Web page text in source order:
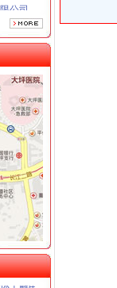
北10010万 (进出口权)
任公司 渝九1000万 （增资
照专让）
江100万 （工商注册）
中100万 （进出口权）
司 渝北100万 （进出口权
九50万 （工商注册）
万 （工商注册）
公司
工商注册_公司注册代_代
紫都星座可以注册公司_
信用信息_诉讼信息_财
司_【信用信息_诉讼信息
册香港公司|香港公司注册
注册_公司注册代理_代办
公司注册服务_沙坪内资
工商注册_公司注册代_代
公司转让、注销、异动解
了解电子发票-兴义之窗
限公司